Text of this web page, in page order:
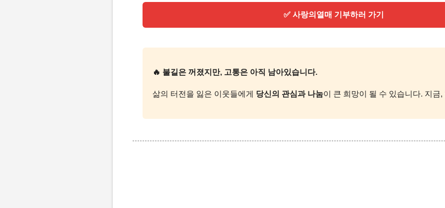
✅ 사랑의열매 기부하러 가기
🔥 불길은 꺼졌지만, 고통은 아직 남아있습니다.
삶의 터전을 잃은 이웃들에게 당신의 관심과 나눔이 큰 희망이 될 수 있습니다. 지금,